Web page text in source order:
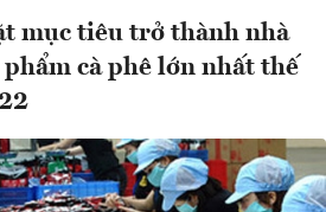
mục tiêu trở thành nhà
phẩm cà phê lớn nhất thế